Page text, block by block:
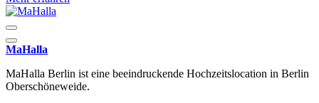
MaHalla
MaHalla Berlin ist eine beeindruckende Hochzeitslocation in Berlin
Oberschöneweide.